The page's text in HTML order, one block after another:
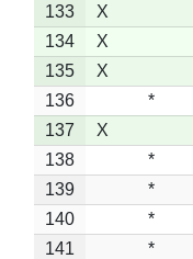
133
X
134
X
135
X
136
*
137
X
138
*
139
*
140
*
141
*